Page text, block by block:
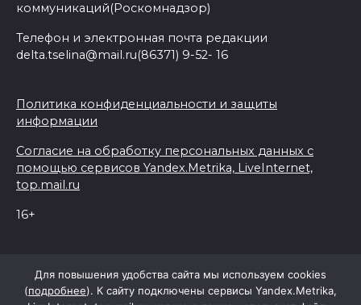
коммуникаций(Роскомнадзор)
Телефон и электронная почта редакции
delta.tselina@mail.ru(86371) 9-52- 16
Политика конфиденциальности и защиты
информации
Согласие на обработку персональных данных с
помощью сервисов Yandex.Metrika, LiveInternet,
top.mail.ru
16+
Для повышения удобства сайта мы используем cookies
(подробнее). К сайту подключены сервисы Yandex.Metrika,